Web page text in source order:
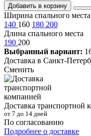
Добавить в корзину
Ширина спального места
140 160 180 200
Длина спального места
190 200
Выбранный вариант:
Доставка в Санкт-
Сменить
Доставка транспортной
от 7 до 14 дней
По согласованию
Подробнее о доставке